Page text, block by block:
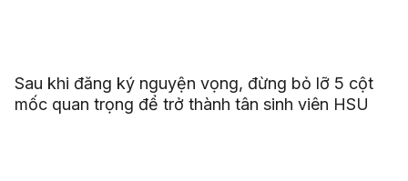
Sau khi đăng ký nguyện vọng, đừng bỏ lỡ 5 cột
mốc quan trọng để trở thành tân sinh viên HSU